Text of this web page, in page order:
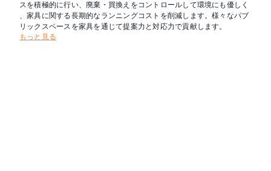
スを積極的に行い、廃棄・買換えをコントロールして環境にも優しく
、家具に関する長期的なランニングコストを削減します。様々なパブ
リックスペースを家具を通じて提案力と対応力で貢献します。
もっと見る